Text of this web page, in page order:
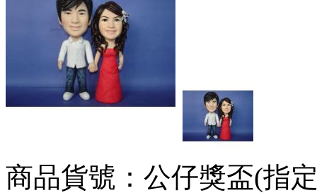
商品貨號：公仔獎盃(指